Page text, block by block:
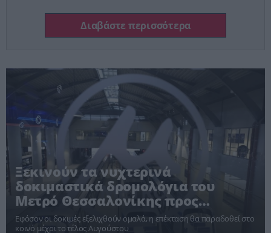
Διαβάστε περισσότερα
Ξεκινούν τα νυχτερινά
δοκιμαστικά δρομολόγια του
Μετρό Θεσσαλονίκης προς
Καλαμαριά
Εφόσον οι δοκιμές εξελιχθούν ομαλά, η επέκταση θα παραδοθεί στο
κοινό μέχρι το τέλος Αυγούστου